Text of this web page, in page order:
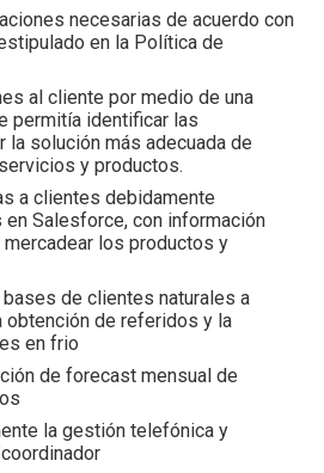
necesarias de acuerdo con
en la Política de
al cliente por medio de una
permitía identificar las
solución más adecuada de
y productos.
clientes debidamente
Salesforce, con información
mercadear los productos y
de clientes naturales a
obtención de referidos y la
en frio
de forecast mensual de
la gestión telefónica y